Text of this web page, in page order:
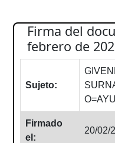
Firma del
febrero de
Sujeto:
Firmado
el:
20/02/